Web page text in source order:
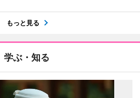
もっと見る
学ぶ・知る